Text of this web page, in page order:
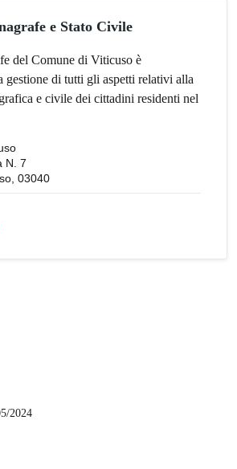
e Stato Civile
del Comune di Viticuso è
gestione di tutti gli aspetti relativi alla
e civile dei cittadini residenti nel
N. 7
03040
2024